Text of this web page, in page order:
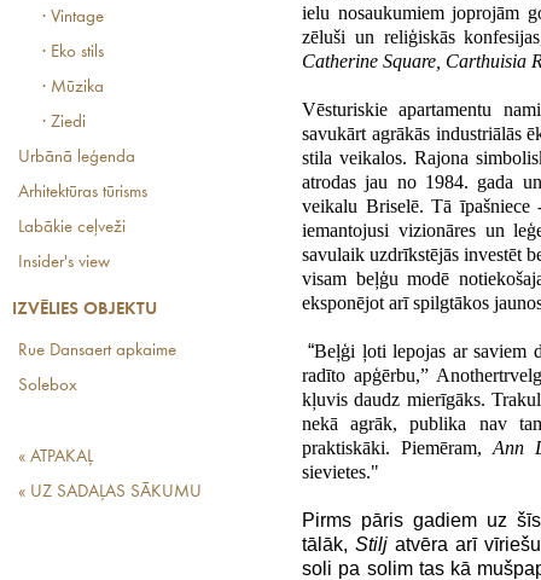
· Vintage
· Eko stils
· Mūzika
· Ziedi
Urbānā leģenda
Arhitektūras tūrisms
Labākie ceļveži
Insider's view
IZVĒLIES OBJEKTU
Rue Dansaert apkaime
Solebox
« ATPAKAĻ
« UZ SADAĻAS SĀKUMU
ielu nosaukumiem joprojām
zēluši un reliģiskās
Catherine Square, Carthuisia
Vēsturiskie apartamentu
savukārt agrākās industriālās
stila veikalos. Rajona
atrodas jau no 1984. gada
veikalu Briselē. Tā
iemantojusi vizionāres un
savulaik uzdrīkstējās investēt
visam beļģu modē
eksponējot arī spilgtākos
“Beļģi ļoti lepojas ar saviem
radīto apģērbu,”
kļuvis daudz mierīgāks.
nekā agrāk, publika nav
praktiskāki. Piemēram, Ann
sievietes."
Pirms pāris gadiem uz
tālāk, Stilj atvēra arī
soli pa solim tas kā